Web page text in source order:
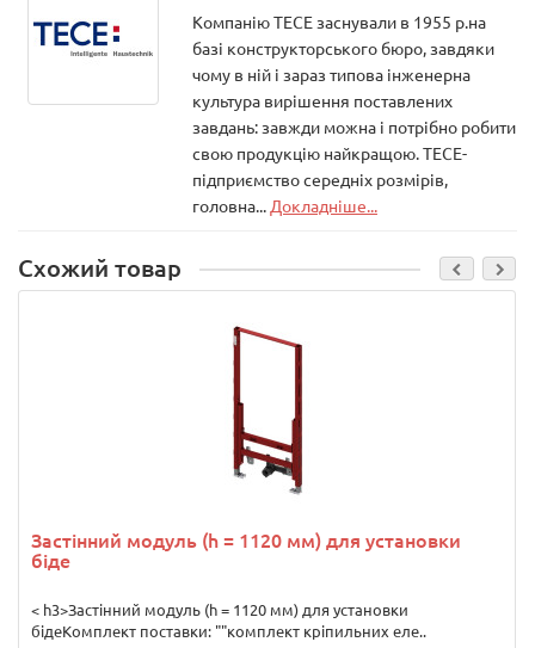
Компанію ТЕСЕ заснували в 1955 р.на
базі конструкторського бюро, завдяки
чому в ній і зараз типова інженерна
культура вирішення поставлених
завдань: завжди можна і потрібно робити
свою продукцію найкращою. ТЕСЕ-
підприємство середніх розмірів,
головна... Докладніше...
Схожий товар
Застінний модуль (h = 1120 мм) для установки
біде
< h3>Застінний модуль (h = 1120 мм) для установки
бідеКомплект поставки: ""комплект кріпильних еле..